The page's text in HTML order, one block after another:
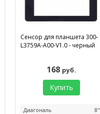
Сенсор для планшета 300-
L3759A-A00-V1.0 - черный
168 руб.
Купить
Диагональ
8"